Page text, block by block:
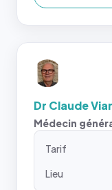
Dr Claude
Médecin
Tarif
Lieu